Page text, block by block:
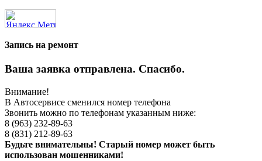
Запись на ремонт
Ваша заявка отправлена. Спасибо.
Внимание!
В Автосервисе сменился номер телефона
Звонить можно по телефонам указанным ниже:
8 (963) 232-89-63
8 (831) 212-89-63
Будьте внимательны! Старый номер может быть
использован мошенниками!